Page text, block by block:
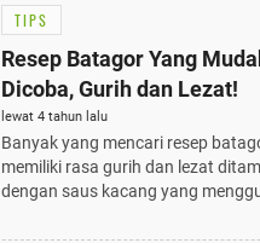
TIPS
Resep Batagor Yang
Dicoba, Gurih dan Lezat!
lewat 4 tahun lalu
Banyak yang mencari resep
memiliki rasa gurih dan lezat
dengan saus kacang yang